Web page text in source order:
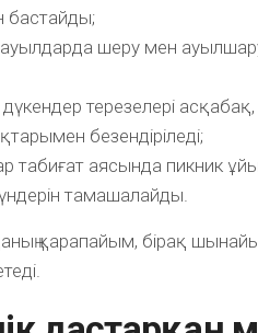
бастайды;
шеру мен
терезелері
безендіріледі;
табиғат аясында пикник
тамашалайды.
қарапайым, бірақ